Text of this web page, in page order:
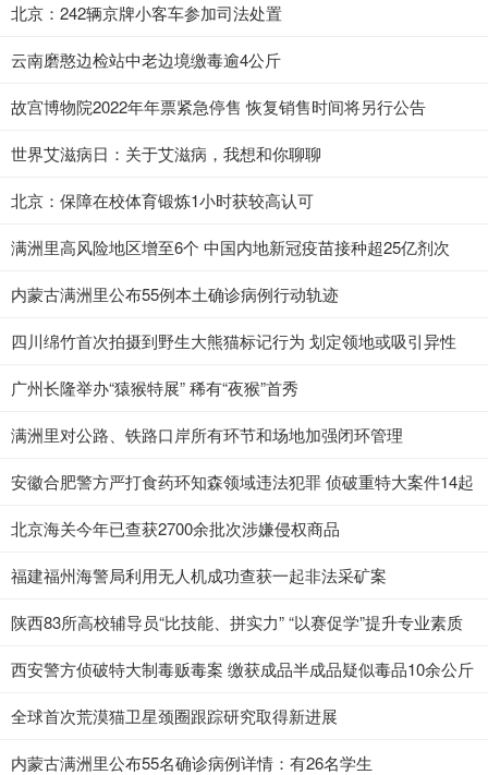
北京：242辆京牌小客车参加司法处置
云南磨憨边检站中老边境缴毒逾4公斤
故宫博物院2022年年票紧急停售 恢复销售时间将另行公告
世界艾滋病日：关于艾滋病，我想和你聊聊
北京：保障在校体育锻炼1小时获较高认可
满洲里高风险地区增至6个 中国内地新冠疫苗接种超25亿剂次
内蒙古满洲里公布55例本土确诊病例行动轨迹
四川绵竹首次拍摄到野生大熊猫标记行为 划定领地或吸引异性
广州长隆举办“猿猴特展” 稀有“夜猴”首秀
满洲里对公路、铁路口岸所有环节和场地加强闭环管理
安徽合肥警方严打食药环知森领域违法犯罪 侦破重特大案件14起
北京海关今年已查获2700余批次涉嫌侵权商品
福建福州海警局利用无人机成功查获一起非法采矿案
陕西83所高校辅导员“比技能、拼实力” “以赛促学”提升专业素质
西安警方侦破特大制毒贩毒案 缴获成品半成品疑似毒品10余公斤
全球首次荒漠猫卫星颈圈跟踪研究取得新进展
内蒙古满洲里公布55名确诊病例详情：有26名学生